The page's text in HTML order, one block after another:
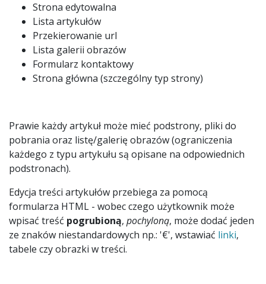
Strona edytowalna
Lista artykułów
Przekierowanie url
Lista galerii obrazów
Formularz kontaktowy
Strona główna (szczególny typ strony)
Prawie każdy artykuł może mieć podstrony, pliki do
pobrania oraz listę/galerię obrazów (ograniczenia
każdego z typu artykułu są opisane na odpowiednich
podstronach).
Edycja treści artykułów przebiega za pomocą
formularza HTML - wobec czego użytkownik może
wpisać treść pogrubioną, pochyloną, może dodać jeden
ze znaków niestandardowych np.: '€', wstawiać linki,
tabele czy obrazki w treści.